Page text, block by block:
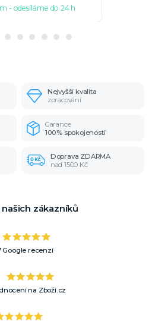
- odesíláme do 24 h
Nejvyšší kvalita
zpracování
Garance
100% spokojenosti
Doprava ZDARMA
nad 1500 Kč
zákazníků
Google recenzí
na Zboží.cz